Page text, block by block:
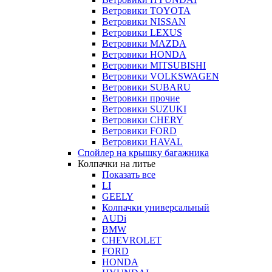
Ветровики TOYOTA
Ветровики NISSAN
Ветровики LEXUS
Ветровики MAZDA
Ветровики HONDA
Ветровики MITSUBISHI
Ветровики VOLKSWAGEN
Ветровики SUBARU
Ветровики прочие
Ветровики SUZUKI
Ветровики CHERY
Ветровики FORD
Ветровики HAVAL
Спойлер на крышку багажника
Колпачки на литье
Показать все
LI
GEELY
Колпачки универсальный
AUDi
BMW
CHEVROLET
FORD
HONDA